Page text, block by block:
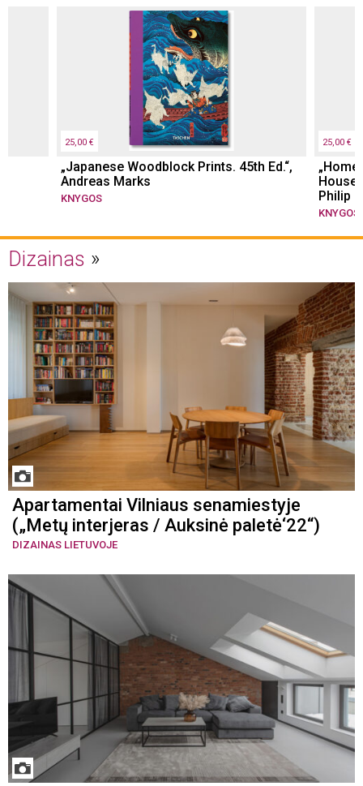
25,00 €
„Japanese Woodblock Prints. 45th Ed.“,
Andreas Marks
KNYGOS
25,00 €
Philip
KNYGOS
Dizainas
Apartamentai Vilniaus senamiestyje
(„Metų interjeras / Auksinė paletė‘22“)
DIZAINAS LIETUVOJE